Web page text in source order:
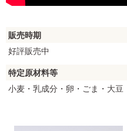
販売時期
好評販売中
特定原材料等
小麦・乳成分・卵・ごま・大豆